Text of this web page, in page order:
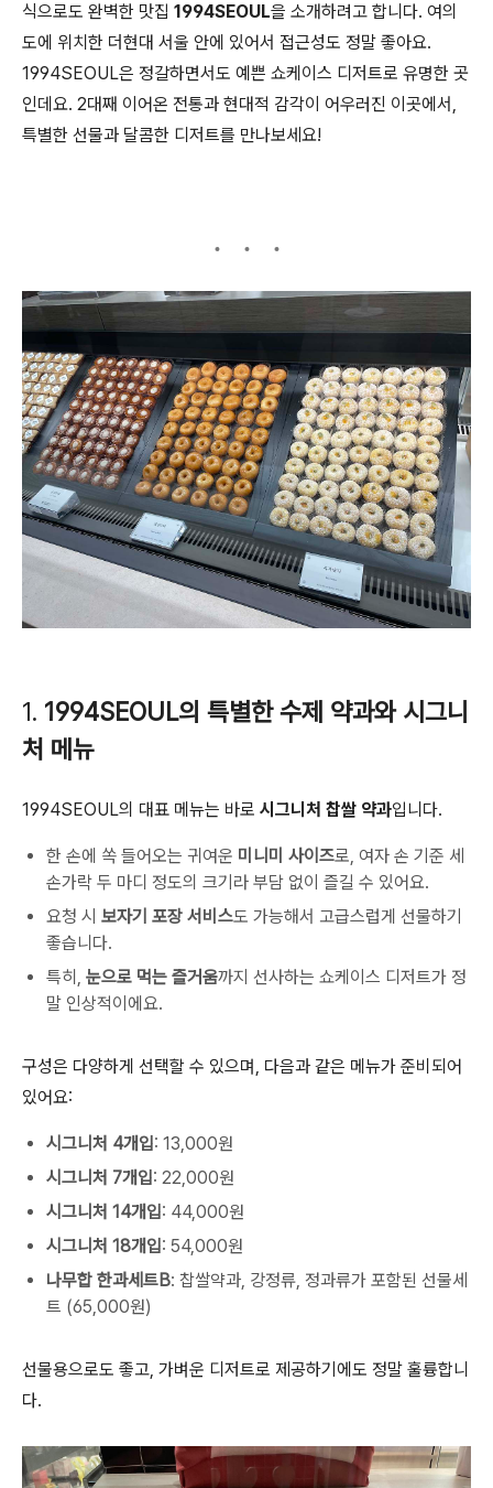
식으로도 완벽한 맛집 1994SEOUL을 소개하려고 합니다. 여의
도에 위치한 더현대 서울 안에 있어서 접근성도 정말 좋아요.
1994SEOUL은 정갈하면서도 예쁜 쇼케이스 디저트로 유명한 곳
인데요. 2대째 이어온 전통과 현대적 감각이 어우러진 이곳에서,
특별한 선물과 달콤한 디저트를 만나보세요!
1. 1994SEOUL의 특별한 수제 약과와 시그니
처 메뉴
1994SEOUL의 대표 메뉴는 바로 시그니처 찹쌀 약과입니다.
한 손에 쏙 들어오는 귀여운 미니미 사이즈로, 여자 손 기준 세
손가락 두 마디 정도의 크기라 부담 없이 즐길 수 있어요.
요청 시 보자기 포장 서비스도 가능해서 고급스럽게 선물하기
좋습니다.
특히, 눈으로 먹는 즐거움까지 선사하는 쇼케이스 디저트가 정
말 인상적이에요.
구성은 다양하게 선택할 수 있으며, 다음과 같은 메뉴가 준비되어
있어요:
시그니처 4개입 : 13,000원
시그니처 7개입 : 22,000원
시그니처 14개입 : 44,000원
시그니처 18개입 : 54,000원
나무합 한과세트B: 찹쌀약과, 강정류, 정과류가 포함된 선물세
트 (65,000원)
선물용으로도 좋고, 가벼운 디저트로 제공하기에도 정말 훌륭합니
다.